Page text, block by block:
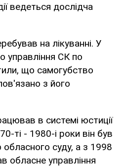
ведеться дослідча
на лікуванні. У
управління СК по
що самогубство
з його
в системі юстиції
ті - 1980-і роки він був
суду, а з 1998
обласне управління